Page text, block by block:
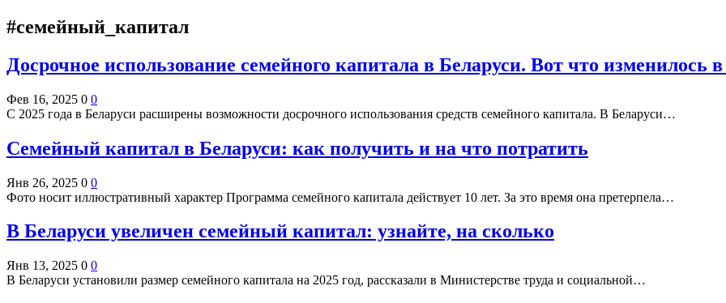
#семейный_капитал
Досрочное использование семейного капитала в Беларуси. Вот что изменилось
Фев 16, 2025 0 0
С 2025 года в Беларуси расширены возможности досрочного использования средств семейного капитала. В Беларуси…
Семейный капитал в Беларуси: как получить и на что потратить
Янв 26, 2025 0 0
Фото носит иллюстративный характер Программа семейного капитала действует 10 лет. За это время она претерпела…
В Беларуси увеличен семейный капитал: узнайте, на сколько
Янв 13, 2025 0 0
В Беларуси установили размер семейного капитала на 2025 год, рассказали в Министерстве труда и социальной…